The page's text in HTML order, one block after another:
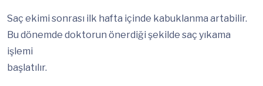
Saç ekimi sonrası ilk hafta içinde kabuklanma artabilir.
Bu dönemde doktorun önerdiği şekilde saç yıkama
işlemi
başlatılır.